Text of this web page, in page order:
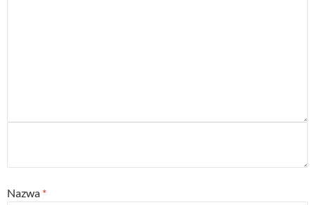
Nazwa *